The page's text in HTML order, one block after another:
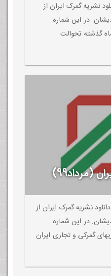
ایران تیر99. دانلود نشریه گمرک ایران از
در این شماره
خواند :گمرک در 20 ماه گذشته تحوالت
(مرداد99)
گمرک ایران مرداد99. دانلود نشریه گمرک ایران از
در این شماره
گمرکی و تجاری ایران